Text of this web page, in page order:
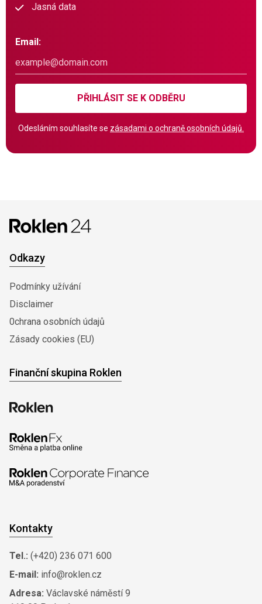
Jasná data
Email:
PŘIHLÁSIT SE K ODBĚRU
Odesláním souhlasíte se zásadami o ochraně osobních údajů.
Odkazy
Podmínky užívání
Disclaimer
0chrana osobních údajů
Zásady cookies (EU)
Finanční skupina Roklen
Kontakty
Tel.: (+420) 236 071 600
E-mail: info@roklen.cz
Adresa: Václavské náměstí 9